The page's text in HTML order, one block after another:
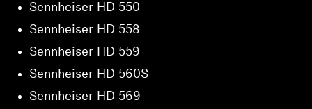
Sennheiser HD 550
Sennheiser HD 558
Sennheiser HD 559
Sennheiser HD 560S
Sennheiser HD 569